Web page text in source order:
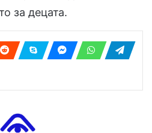
за децата.